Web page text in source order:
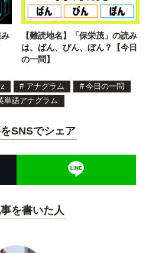
【難読地名】「保栄茂」の読み
は、ばん、びん、ぼん？【今日
の一問】
# アナグラム # 今日の一問
単語アナグラム
SNSでシェア
を書いた人